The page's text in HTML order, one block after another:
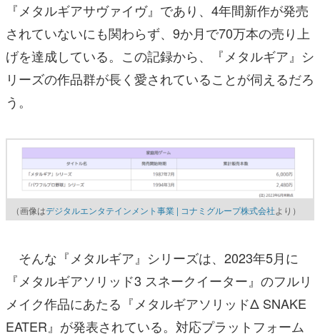
『メタルギアサヴァイヴ』であり、4年間新作が発売
されていないにも関わらず、9か月で70万本の売り上
げを達成している。この記録から、『メタルギア』シ
リーズの作品群が長く愛されていることが伺えるだろ
う。
（画像はデジタルエンタテインメント事業 | コナミグループ株式会社より）
そんな『メタルギア』シリーズは、2023年5月に
『メタルギアソリッド3 スネークイーター』のフルリ
メイク作品にあたる『メタルギアソリッドΔ SNAKE
EATER』が発表されている。対応プラットフォーム